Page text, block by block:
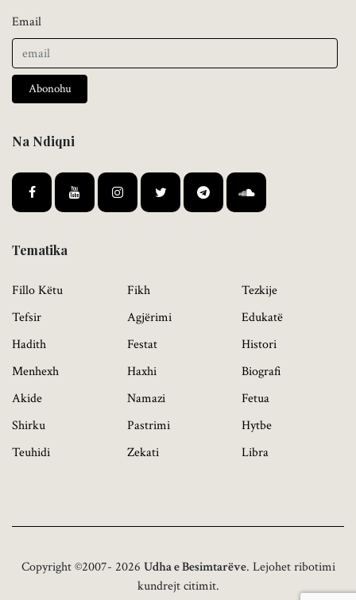
Email
Abonohu
Na Ndiqni
Tematika
Fillo Këtu
Tefsir
Hadith
Menhexh
Akide
Shirku
Teuhidi
Fikh
Agjërimi
Festat
Haxhi
Namazi
Pastrimi
Zekati
Tezkije
Edukatë
Histori
Biografi
Fetua
Hytbe
Libra
Copyright ©2007- 2026 Udha e Besimtarëve. Lejohet ribotimi
kundrejt citimit.